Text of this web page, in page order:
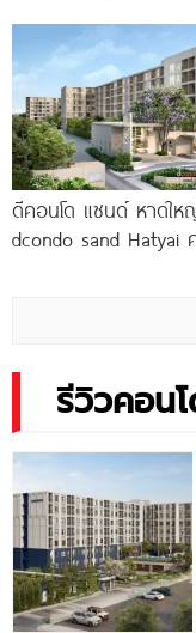
ดีคอนโด แซนด์ หาดให
dcondo sand Hatyai
รีวิวคอน